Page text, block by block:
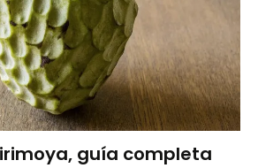
guía completa